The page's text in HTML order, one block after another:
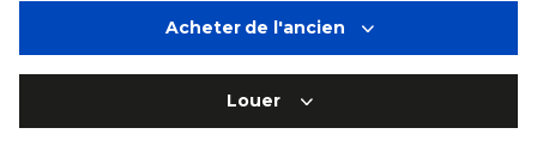
Acheter de l'ancien
Louer